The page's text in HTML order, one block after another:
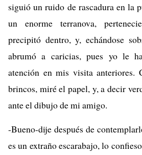
siguió un ruido de rascadura en la
un enorme terranova,
precipitó dentro, y, echándose
abrumó a caricias, pues yo le
atención en mis visita anteriores.
brincos, miré el papel, y, a decir
ante el dibujo de mi amigo.
-Bueno-dije después de
es un extraño escarabajo, lo